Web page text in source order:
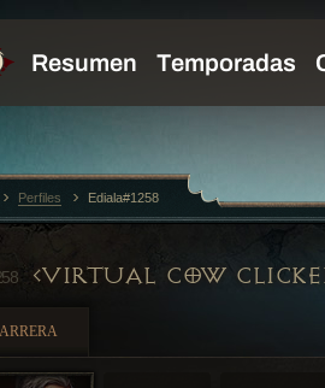
VIRTUAL COW
Perfiles Ediala#1258